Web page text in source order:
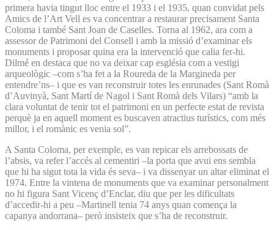
primera havia tingut lloc entre el 1933 i el 1935, quan convidat pels
Amics de l’Art Vell es va concentrar a restaurar precisament Santa
Coloma i també Sant Joan de Caselles. Torna al 1962, ara com a
assessor de Patrimoni del Consell i amb la missió d’examinar els
monuments i proposar quina era la intervenció que calia fer-hi.
Dilmé en destaca que no va deixar cap església com a vestigi
arqueològic –com s’ha fet a la Roureda de la Margineda per
entendre’ns– i que es van reconstruir totes les enrunades (Sant Romà
d’Auvinyà, Sant Martí de Nagol i Sant Romà dels Vilars) “amb la
clara voluntat de tenir tot el patrimoni en un perfecte estat de revista
perquè ja en aquell moment es buscaven atractius turístics, com més
millor, i el romànic es venia sol”.
A Santa Coloma, per exemple, es van repicar els arrebossats de
l’absis, va refer l’accés al cementiri –la porta que avui ens sembla
que hi ha sigut tota la vida és seva– i va dissenyar un altar eliminat el
1974. Entre la vintena de monuments que va examinar personalment
no hi figura Sant Vicenç d’Enclar, diu que per les dificultats
d’accedir-hi a peu –Martinell tenia 74 anys quan comença la
capanya andorrana– però insisteix que s’ha de reconstruir.